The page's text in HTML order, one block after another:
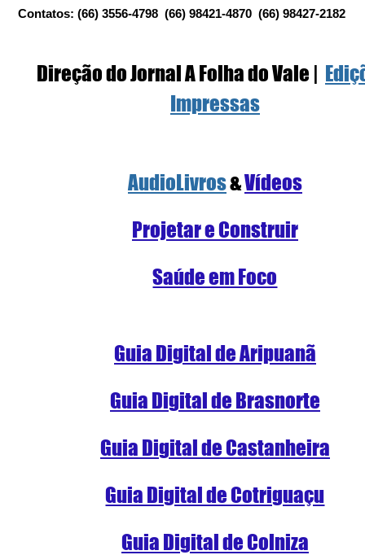
Contatos: (66) 3556-4798  (66) 98421-4870  (66) 98427-2182
Direção do Jornal A Folha do Vale |
Impressas
AudioLivros &Vídeos
Projetar e Construir
Saúde em Foco
Guia Digital de Aripuanã
Guia Digital de Brasnorte
Guia Digital de Castanheira
Guia Digital de Cotriguaçu
Guia Digital de Colniza